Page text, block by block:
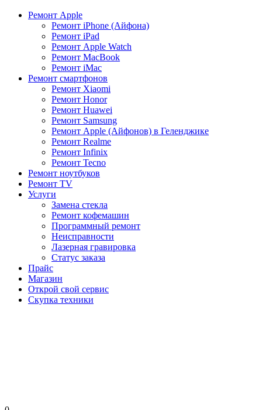
Ремонт Apple
Ремонт iPhone (Айфона)
Ремонт iPad
Ремонт Apple Watch
Ремонт MacBook
Ремонт iMac
Ремонт смартфонов
Ремонт Xiaomi
Ремонт Honor
Ремонт Huawei
Ремонт Samsung
Ремонт Apple (Айфонов) в Геленджике
Ремонт Realme
Ремонт Infinix
Ремонт Tecno
Ремонт ноутбуков
Ремонт TV
Услуги
Замена стекла
Ремонт кофемашин
Программный ремонт
Неисправности
Лазерная гравировка
Статус заказа
Прайс
Магазин
Открой свой сервис
Скупка техники